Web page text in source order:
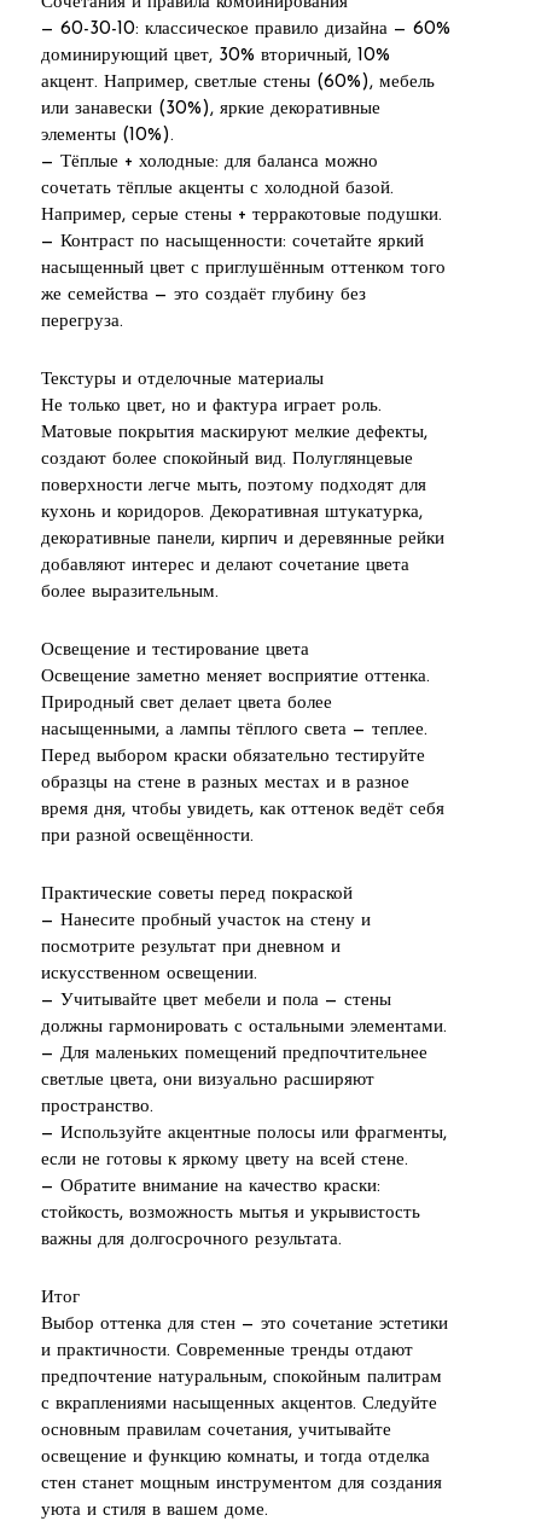
— 60-30-10: классическое правило дизайна — 60%
доминирующий цвет, 30% вторичный, 10%
акцент. Например, светлые стены (60%), мебель
или занавески (30%), яркие декоративные
элементы (10%).
— Тёплые + холодные: для баланса можно
сочетать тёплые акценты с холодной базой.
Например, серые стены + терракотовые подушки.
— Контраст по насыщенности: сочетайте яркий
насыщенный цвет с приглушённым оттенком того
же семейства — это создаёт глубину без
перегруза.
Текстуры и отделочные материалы
Не только цвет, но и фактура играет роль.
Матовые покрытия маскируют мелкие дефекты,
создают более спокойный вид. Полуглянцевые
поверхности легче мыть, поэтому подходят для
кухонь и коридоров. Декоративная штукатурка,
декоративные панели, кирпич и деревянные рейки
добавляют интерес и делают сочетание цвета
более выразительным.
Освещение и тестирование цвета
Освещение заметно меняет восприятие оттенка.
Природный свет делает цвета более
насыщенными, а лампы тёплого света — теплее.
Перед выбором краски обязательно тестируйте
образцы на стене в разных местах и в разное
время дня, чтобы увидеть, как оттенок ведёт себя
при разной освещённости.
Практические советы перед покраской
— Нанесите пробный участок на стену и
посмотрите результат при дневном и
искусственном освещении.
— Учитывайте цвет мебели и пола — стены
должны гармонировать с остальными элементами.
— Для маленьких помещений предпочтительнее
светлые цвета, они визуально расширяют
пространство.
— Используйте акцентные полосы или фрагменты,
если не готовы к яркому цвету на всей стене.
— Обратите внимание на качество краски:
стойкость, возможность мытья и укрывистость
важны для долгосрочного результата.
Итог
Выбор оттенка для стен — это сочетание эстетики
и практичности. Современные тренды отдают
предпочтение натуральным, спокойным палитрам
с вкраплениями насыщенных акцентов. Следуйте
основным правилам сочетания, учитывайте
освещение и функцию комнаты, и тогда отделка
стен станет мощным инструментом для создания
уюта и стиля в вашем доме.